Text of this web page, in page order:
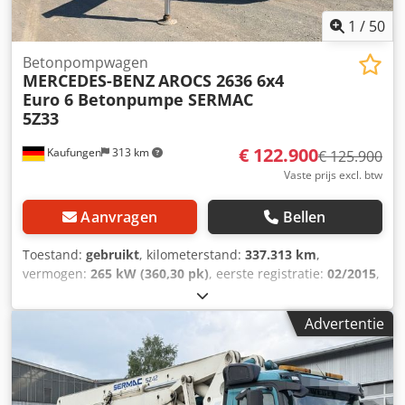
1 / 50
Kaufungen 313 km
Betonpompwagen
MERCEDES-BENZAROCS 2636 6x4
Euro 6 Betonpumpe SERMAC
5Z33
€ 122.900€ 125.900
Vaste prijs excl. btw
Aanvragen Bellen
Toestand: gebruikt, kilometerstand: 337.313 km,
vermogen: 265 kW (360,30 pk), eerste registratie: 02/2015,
, totaalgewicht:
asconfiguratie:3 assen, volgende keuring (TÜV):08/2028,
, soort overbrenging: mechanisch ,
Euro 6, Bouwjaar:2015 , Uitrusting:ABS,
airconditioning
, Intern nummer: G300119 Direct
beschikbaar op ons terrein in Kaufungen Meer informatie:
Advertentie